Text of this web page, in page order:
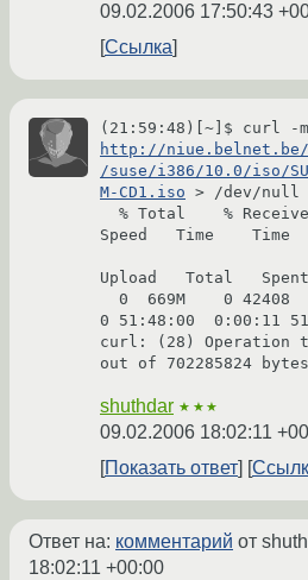
09.02.2006 17:50:43
Ссылка
http://
/suse/i386/10.0/iso/
M-CD1.iso > /dev/null
Speed   Time    Time
Upload   Total
0 51:48:00  0:00:11
curl: (28) Operation
shuthdar ★★★
09.02.2006 18:02:11
Показать ответ
Ответ на: комментарий от
18:02:11 +00:00